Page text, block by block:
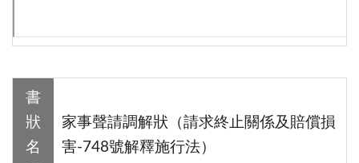
書
狀
名
家事聲請調解狀（請求終止關係及賠償損
害-748號解釋施行法）